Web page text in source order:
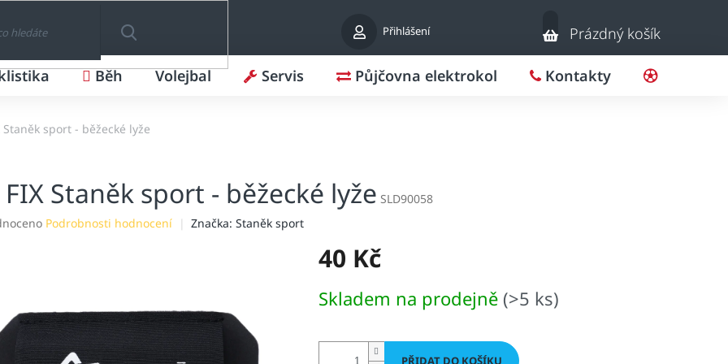
Přihlášení
HLEDAT
Nákupní
košík
Prázdný košík
Běh Volejbal Servis Půjčovna elektrokol Kontakty
Staněk sport - běžecké lyže
FIX Staněk sport - běžecké lyže SLD90058
Podrobnosti hodnocení Značka: Staněk sport
40 Kč
cena:
Skladem na prodejně (>5 ks)